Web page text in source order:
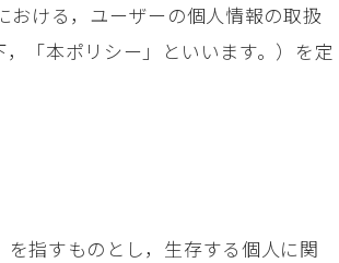
おける，ユーザーの個人情報の取扱
「本ポリシー」といいます。）を定
を指すものとし，生存する個人に関